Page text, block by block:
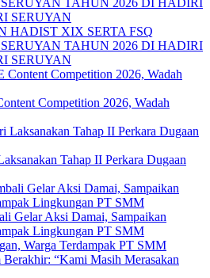
HADIST XIX SERTA FSQ
TAHUN 2026 DI HADIRI
SERUYAN
Competition 2026, Wadah
Tahap II Perkara Dugaan
Gelar Aksi Damai, Sampaikan
Lingkungan PT SMM